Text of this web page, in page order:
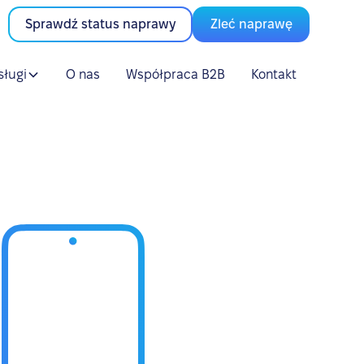
Sprawdź status naprawy Zleć naprawę
O nas Współpraca B2B Kontakt